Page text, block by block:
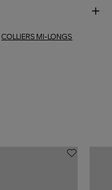
COLLIERS MI-LONGS